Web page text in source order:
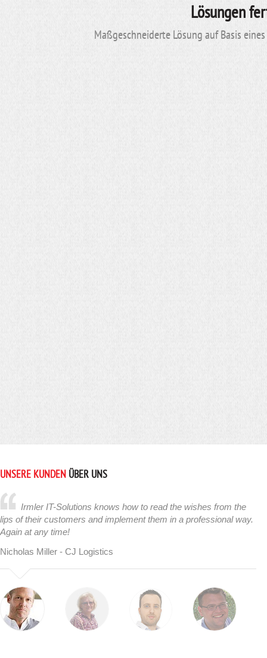
Lösungen
Maßgeschneiderte Lösung auf Basis
UNSERE KUNDEN ÜBER UNS
Irmler IT-Solutions knows how to read the wishes from the
lips of their customers and implement them in a professional way.
Again at any time!
Nicholas Miller - CJ Logistics